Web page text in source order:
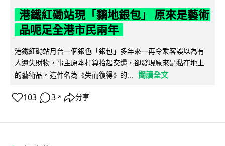
港鐵紅磡站現「黐地銀包」 原來是藝術
品呃足全港市民兩年
港鐵紅磡站月台一個銀色「銀包」多年來一再令乘客誤以為有
人遺失財物，事主原本打算拾起交還，卻發現原來是黏在地上
的藝術品。這件名為《失而復得》的...
閱讀全文
103 3 ↗ 分享